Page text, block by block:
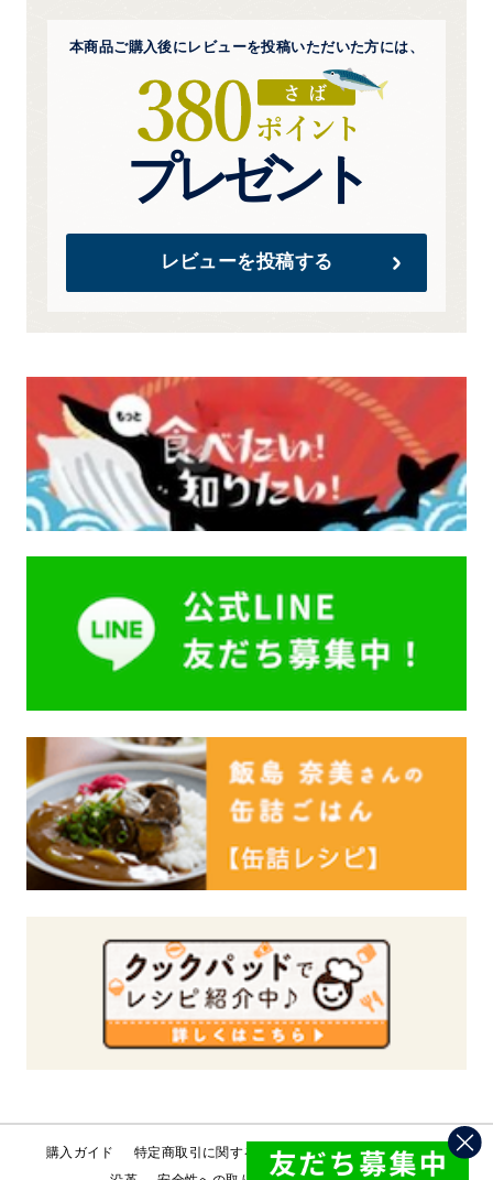
本商品ご購入後にレビューを投稿いただいた方には、
プレゼント
レビューを投稿する
購入ガイド 特定商取引に関する法律 会社概要
工場直売所